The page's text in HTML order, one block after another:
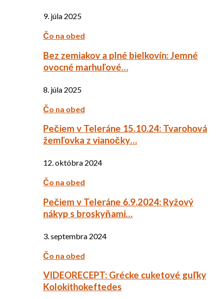
9. júla 2025
Čo na obed
Bez zemiakov a plné bielkovín: Jemné
ovocné marhuľové…
8. júla 2025
Čo na obed
Pečiem v Teleráne 15.10.24: Tvarohová
žemľovka z vianočky…
12. októbra 2024
Čo na obed
Pečiem v Teleráne 6.9.2024: Ryžový
nákyp s broskyňami…
3. septembra 2024
Čo na obed
VIDEORECEPT: Grécke cuketové guľky
Kolokithokeftedes